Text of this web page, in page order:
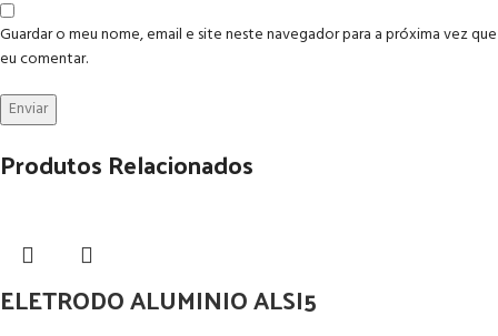
Guardar o meu nome, email e site neste navegador para a próxima vez que
eu comentar.
Produtos Relacionados
ELETRODO ALUMINIO ALSI5